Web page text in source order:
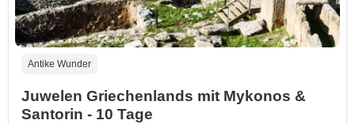
Antike Wunder
Juwelen Griechenlands mit Mykonos &
Santorin - 10 Tage